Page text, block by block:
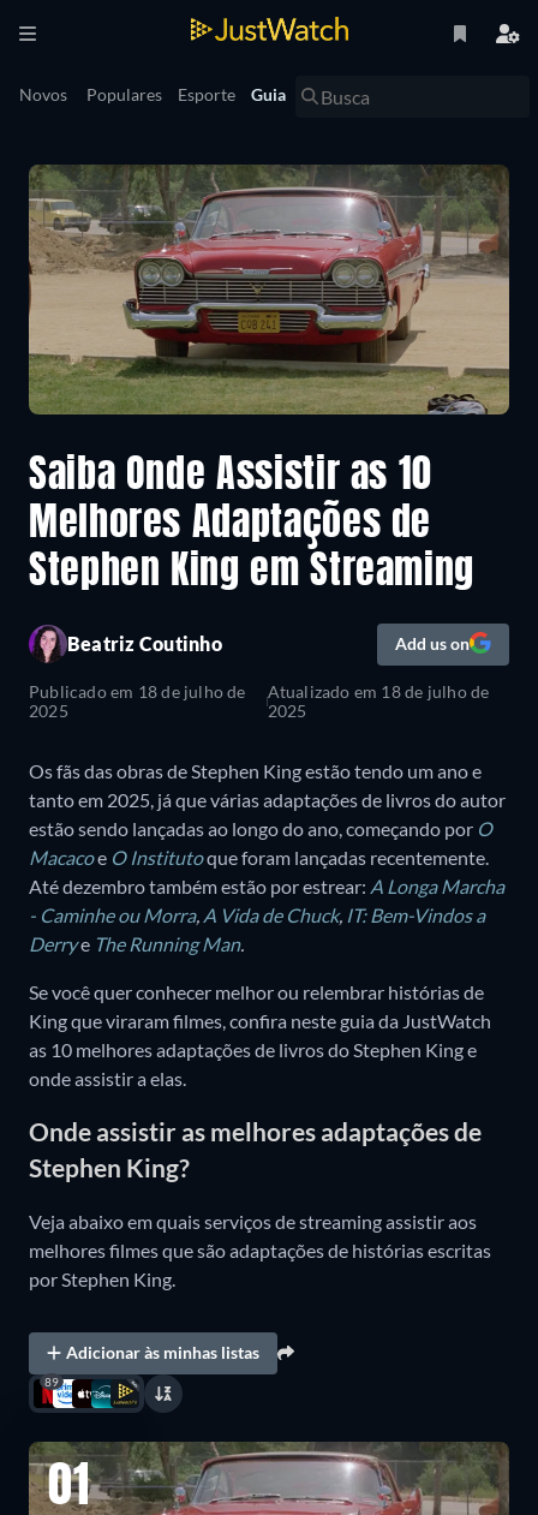
Novos Populares Esporte Guia
Saiba Onde Assistir as 10
Melhores Adaptações de
Stephen King em Streaming
Beatriz Coutinho Add us on
Publicado em 18 de julho de
2025
Atualizado em 18 de julho de
2025
Os fãs das obras de Stephen King estão tendo um ano e
tanto em 2025, já que várias adaptações de livros do autor
estão sendo lançadas ao longo do ano, começando por O
Macacoe O Institutoque foram lançadas recentemente.
Até dezembro também estão por estrear: A Longa Marcha
- Caminhe ou Morra, A Vida de Chuck, IT: Bem-Vindos a
Derrye The Running Man.
Se você quer conhecer melhor ou relembrar histórias de
King que viraram filmes, confira neste guia da JustWatch
as 10 melhores adaptações de livros do Stephen King e
onde assistir a elas.
Onde assistir as melhores adaptações de
Stephen King?
Veja abaixo em quais serviços de streaming assistir aos
melhores filmes que são adaptações de histórias escritas
por Stephen King.
Adicionar às minhas listas
89
01